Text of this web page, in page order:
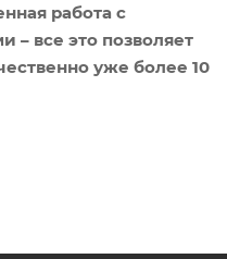
работа с
– все это позволяет
уже более 10